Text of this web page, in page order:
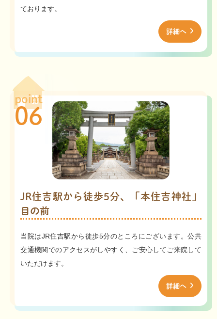
ております。
詳細へ
point
06
JR住吉駅から徒歩5分、「本住吉神社」
目の前
当院はJR住吉駅から徒歩5分のところにございます。公共
交通機関でのアクセスがしやすく、ご安心してご来院して
いただけます。
詳細へ